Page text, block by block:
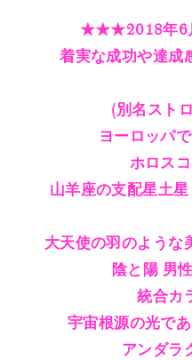
★★★2018年6
着実な成功や達成
(別名スト
ヨーロッパ
ホロス
山羊座の支配星土
大天使の羽のような
陰と陽 男
統合カ
宇宙根源の光で
アンダラ